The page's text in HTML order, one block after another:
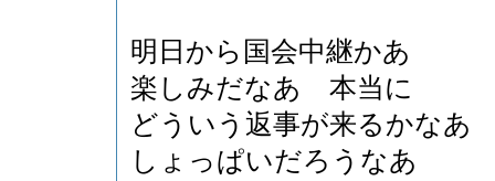
明日から国会中継かあ
楽しみだなあ 本当に
どういう返事が来るかなあ
しょっぱいだろうなあ